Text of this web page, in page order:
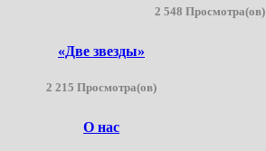
2 548 Просмотра(ов)
«Две звезды»
2 215 Просмотра(ов)
О нас